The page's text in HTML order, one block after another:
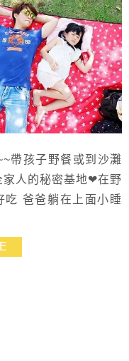
帶孩子野餐或到沙灘
家人的秘密基地❤在野
吃 爸爸躺在上面小睡
立準備自己所需要的
餐墊之外.浴巾和萬用